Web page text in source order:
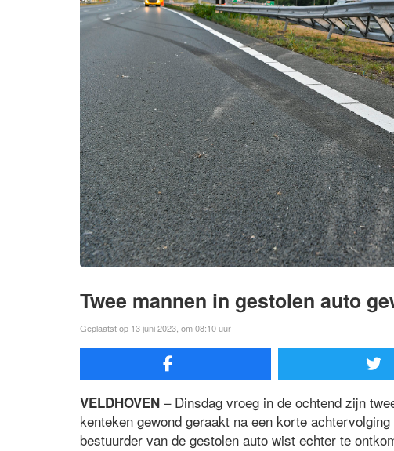
Twee mannen in gestolen auto
Geplaatst op 13 juni 2023, om 08:10 uur
VELDHOVEN – Dinsdag vroeg in de ochtend zijn
kenteken gewond geraakt na een korte
bestuurder van de gestolen auto wist echter te